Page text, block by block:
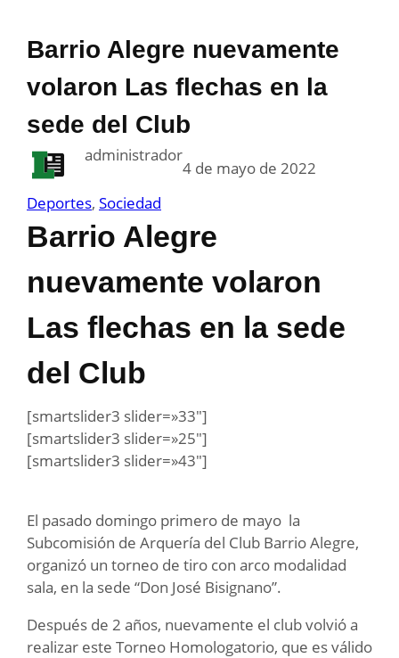
Barrio Alegre nuevamente
volaron Las flechas en la
sede del Club
administrador
4 de mayo de 2022
Deportes, Sociedad
Barrio Alegre
nuevamente volaron
Las flechas en la sede
del Club
[smartslider3 slider=»33″]
[smartslider3 slider=»25″]
[smartslider3 slider=»43″]
El pasado domingo primero de mayo la
Subcomisión de Arquería del Club Barrio Alegre,
organizó un torneo de tiro con arco modalidad
sala, en la sede “Don José Bisignano”.
Después de 2 años, nuevamente el club volvió a
realizar este Torneo Homologatorio, que es válido